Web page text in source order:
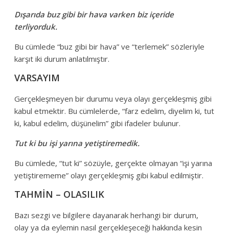
Dışarıda buz gibi bir hava varken biz içeride
terliyorduk.
Bu cümlede “buz gibi bir hava” ve “terlemek” sözleriyle
karşıt iki durum anlatılmıştır.
VARSAYIM
Gerçekleşmeyen bir durumu veya olayı gerçekleşmiş gibi
kabul etmektir. Bu cümlelerde, “farz edelim, diyelim ki, tut
ki, kabul edelim, düşünelim” gibi ifadeler bulunur.
Tut ki bu işi yarına yetiştiremedik.
Bu cümlede, “tut ki” sözüyle, gerçekte olmayan “işi yarına
yetiştirememe” olayı gerçekleşmiş gibi kabul edilmiştir.
TAHMİN – OLASILIK
Bazı sezgi ve bilgilere dayanarak herhangi bir durum,
olay ya da eylemin nasıl gerçekleşeceği hakkında kesin